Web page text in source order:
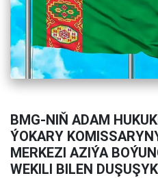
BMG-NIŇ ADAM
ÝOKARY
MERKEZI AZIÝA
WEKILI BILEN DUŞUŞYK